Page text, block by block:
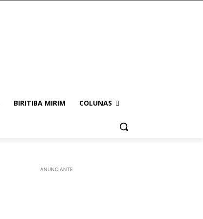
BIRITIBA MIRIM COLUNAS
ANUNCIANTE